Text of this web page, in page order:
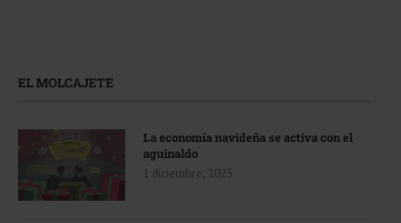
EL MOLCAJETE
La economía navideña se activa con el
aguinaldo
1 diciembre, 2025